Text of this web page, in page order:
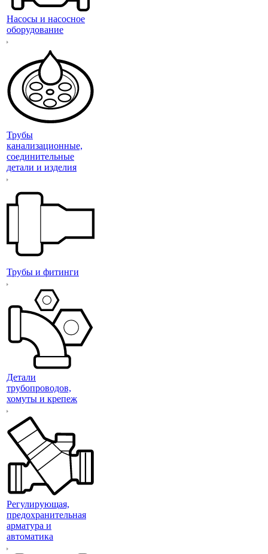
Насосы и насосное
оборудование
Трубы
канализационные,
соединительные
детали и изделия
Трубы и фитинги
Детали
трубопроводов,
хомуты и крепеж
Регулирующая,
предохранительная
арматура и
автоматика